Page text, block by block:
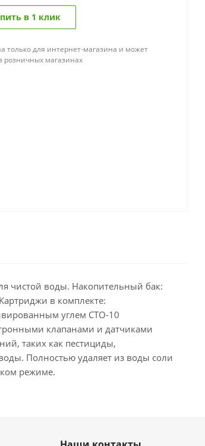
в 1 клик
только для интернет-магазина и может
розничных магазинах
чистой воды. Накопительный бак:
в комплекте:
углем CTO-10
клапанами и датчиками
таких как пестициды,
Полностью удаляет из воды соли
режиме.